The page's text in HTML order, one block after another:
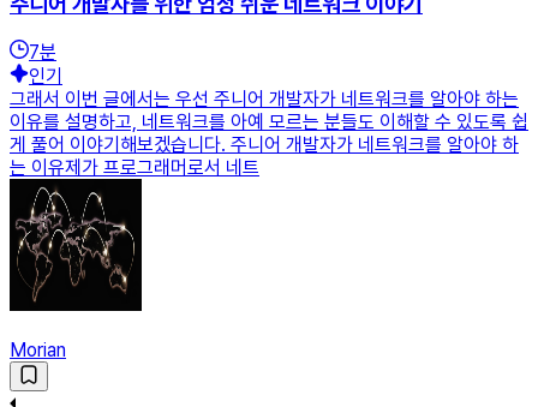
7분
인기
그래서 이번 글에서는 우선 주니어 개발자가 네트워크를 알아야 하는
이유를 설명하고, 네트워크를 아예 모르는 분들도 이해할 수 있도록 쉽
게 풀어 이야기해보겠습니다. 주니어 개발자가 네트워크를 알아야 하
는 이유제가 프로그래머로서 네트
Morian